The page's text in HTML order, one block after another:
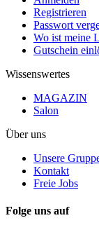
Registrieren
Passwort
Wo ist meine
Gutschein
Wissenswertes
MAGAZIN
Salon
Über uns
Unsere
Kontakt
Freie Jobs
Folge uns auf